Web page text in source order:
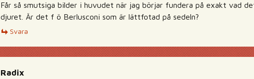
Får så smutsiga bilder i huvudet när jag börjar fundera på exakt vad
djuret. Är det f ö Berlusconi som är lättfotad på sedeln?
Svara
Radix